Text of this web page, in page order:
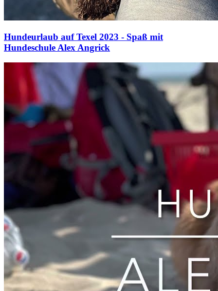
Hundeurlaub auf Texel 2023 - Spaß mit
Hundeschule Alex Angrick